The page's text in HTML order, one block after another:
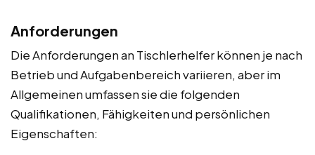
Anforderungen
Die Anforderungen an Tischlerhelfer können je nach
Betrieb und Aufgabenbereich variieren, aber im
Allgemeinen umfassen sie die folgenden
Qualifikationen, Fähigkeiten und persönlichen
Eigenschaften: